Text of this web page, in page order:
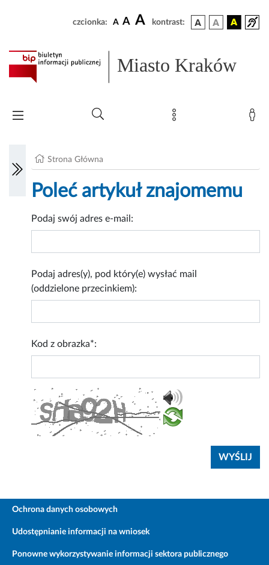
czcionka: A A A kontrast:
Miasto Kraków
Strona Główna
Poleć artykuł znajomemu
Podaj swój adres e-mail:
Podaj adres(y), pod który(e) wysłać mail
(oddzielone przecinkiem):
Kod z obrazka*:
Ochrona danych osobowych
Udostępnianie informacji na wniosek
Ponowne wykorzystywanie informacji sektora publicznego